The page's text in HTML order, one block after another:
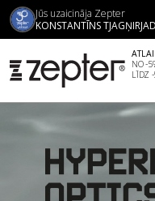
Jūs uzaicināja Zepter
KONSTANTĪNS
NO -
LĪDZ